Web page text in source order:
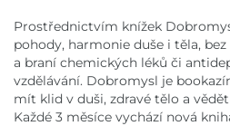
Prostřednictvím knížek
pohody, harmonie duše i těla,
a braní chemických léků či
vzdělávání. Dobromysl je
mít klid v duši, zdravé tělo a
Každé 3 měsíce vychází nová